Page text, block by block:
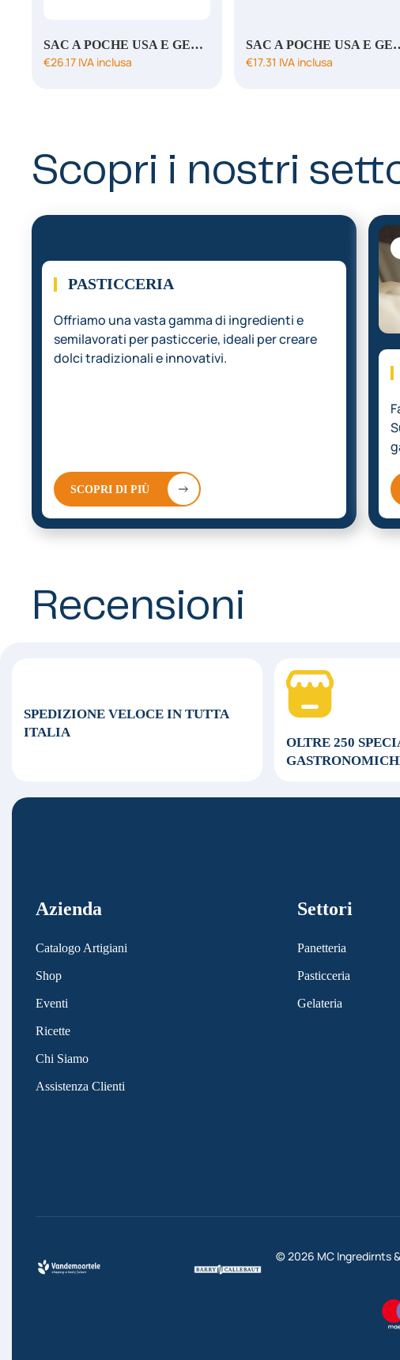
SAC A POCHE USA E GETTA GRIP ARANCIO
€26.17 IVA inclusa
SAC A POCHE USA
€17.31 IVA inclusa
Scopri i nostri
PASTICCERIA
Offriamo una vasta gamma di ingredienti e
semilavorati per pasticcerie, ideali per creare
dolci tradizionali e innovativi.
SCOPRI DI PIÙ
Recensioni
SPEDIZIONE VELOCE IN TUTTA
ITALIA
OLTRE 250
Azienda
Catalogo Artigiani
Shop
Eventi
Ricette
Chi Siamo
Assistenza Clienti
Settori
Panetteria
Pasticceria
Gelateria
©2026 MC Ingredirnts